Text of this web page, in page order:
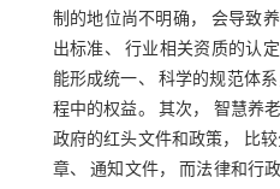
制的地位尚不明确， 会导致
出标准、 行业相关资质的认
能形成统一、 科学的规范体
程中的权益。 其次， 智慧养
政府的红头文件和政策， 比
章、 通知文件， 而法律和行